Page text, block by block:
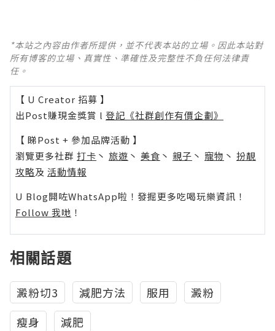
*本站之內容由作者所提供，並不代表本站的立場。因此本站對
所有博客的立場、真實性、準確性及完整性不負任何法律責
任。
【 U Creator 招募 】
出Post賺現金獎賞 l 登記《社群創作有價企劃》
【 睇Post + 參加品牌活動 】
瀏覽更多社群 打卡 丶 旅遊 丶 美食 丶 親子 丶 寵物 丶 扮靚
攻略及 活動情報
U Blog開咗WhatsApp啦！發掘更多吃喝玩樂資訊！
Follow 我哋 ！
相關話題
澱粉切3 減肥方法 服用
澱粉
瘦身
減肥